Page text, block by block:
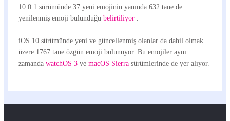
10.0.1 sürümünde 37 yeni emojinin yanında 632 tane de
yenilenmiş emoji bulunduğu belirtiliyor
iOS 10 sürümünde yeni ve güncellenmiş olanlar da dahil olmak
üzere 1767 tane özgün emoji bulunuyor. Bu emojiler aynı
zamanda watchOS 3 ve macOS Sierra sürümlerinde de yer alıyor.